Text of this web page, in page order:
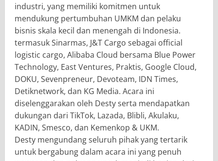
industri, yang memiliki komitmen untuk
mendukung pertumbuhan UMKM dan pelaku
bisnis skala kecil dan menengah di Indonesia.
termasuk Sinarmas, J&T Cargo sebagai official
logistic cargo, Alibaba Cloud bersama Blue Power
Technology, East Ventures, Praktis, Google Cloud,
DOKU, Sevenpreneur, Devoteam, IDN Times,
Detiknetwork, dan KG Media. Acara ini
diselenggarakan oleh Desty serta mendapatkan
dukungan dari TikTok, Lazada, Blibli, Akulaku,
KADIN, Smesco, dan Kemenkop & UKM.
Desty mengundang seluruh pihak yang tertarik
untuk bergabung dalam acara ini yang penuh